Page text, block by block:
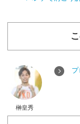
榊皇秀